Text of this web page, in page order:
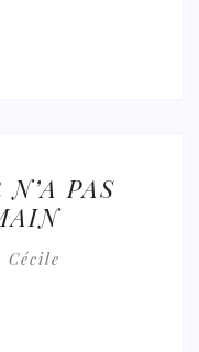
PAS
Cécile